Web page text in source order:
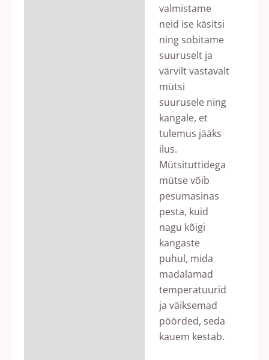
valmistame
neid ise käsitsi
ning sobitame
suuruselt ja
värvilt vastavalt
mütsi
suurusele ning
kangale, et
tulemus jääks
ilus.
Mütsituttidega
mütse võib
pesumasinas
pesta, kuid
nagu kõigi
kangaste
puhul, mida
madalamad
temperatuurid
ja väiksemad
pöörded, seda
kauem kestab.